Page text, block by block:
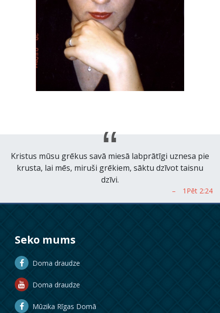
Kristus mūsu grēkus savā miesā labprātīgi uznesa pie
krusta, lai mēs, miruši grēkiem, sāktu dzīvot taisnu
dzīvi.
Seko mums
Doma draudze
Doma draudze
Mūzika Rīgas Domā